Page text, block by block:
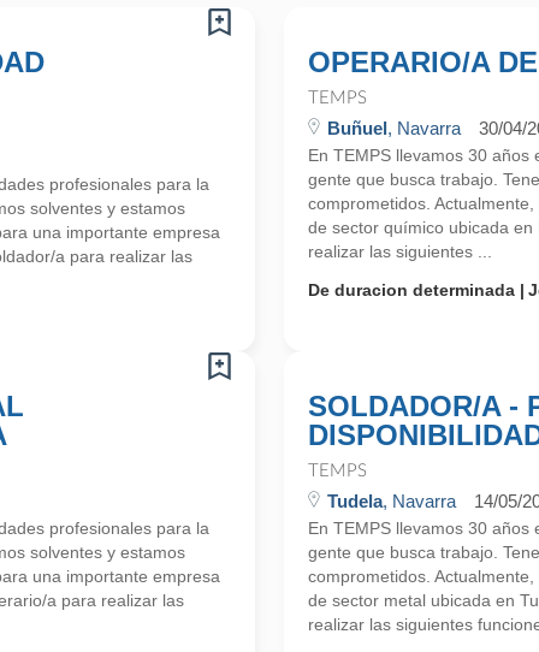
profesionales para la
solventes y estamos
una importante empresa
a para realizar las
OPERARIO/A
TEMPS
Buñuel, Navarra 30/04/
En TEMPS llevamos 30
gente que busca trabajo.
comprometidos.
de sector químico ubicada en
realizar las siguientes ...
De duracion determinada
profesionales para la
solventes y estamos
una importante empresa
a para realizar las
SOLDADOR/A -
TEMPS
Tudela, Navarra 14/05/
En TEMPS llevamos 30
gente que busca trabajo.
comprometidos.
de sector metal ubicada en
realizar las siguientes